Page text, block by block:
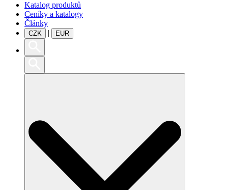
Katalog produktů
Ceníky a katalogy
Články
CZK | EUR
Search